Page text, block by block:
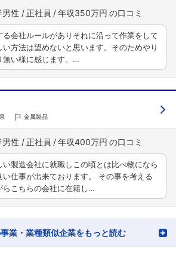
性 正社員 年収350万円
る会社ルールがありそれに沿って作業をして
い方法は望めないと思います。そのためやり
無い様に感じます。…
金属製品
性 正社員 年収400万円
い製造会社に就職しこの頃とは比べ物になら
い仕事が出来ております。 その事を考える
らこちらの会社に在籍し…
業・業種類似企業をもっと読む